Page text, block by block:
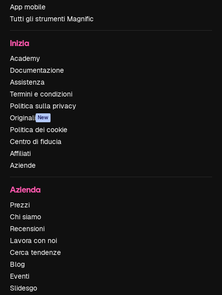
App mobile
Tutti gli strumenti Magnific
Inizia
Academy
Documentazione
Assistenza
Termini e condizioni
Politica sulla privacy
Originali New
Politica dei cookie
Centro di fiducia
Affiliati
Aziende
Azienda
Prezzi
Chi siamo
Recensioni
Lavora con noi
Cerca tendenze
Blog
Eventi
Slidesgo